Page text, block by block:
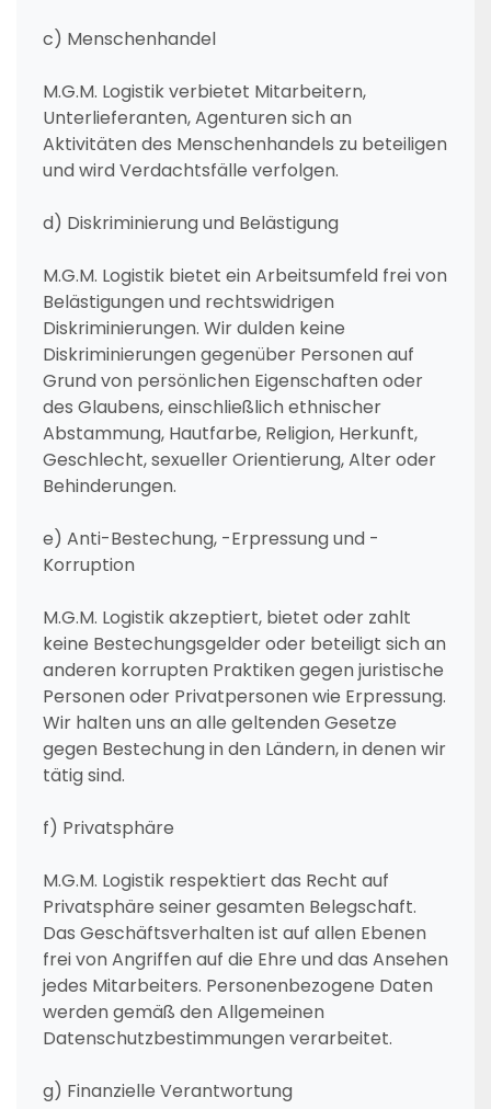
c) Menschenhandel
M.G.M. Logistik verbietet Mitarbeitern,
Unterlieferanten, Agenturen sich an
Aktivitäten des Menschenhandels zu beteiligen
und wird Verdachtsfälle verfolgen.
d) Diskriminierung und Belästigung
M.G.M. Logistik bietet ein Arbeitsumfeld frei von
Belästigungen und rechtswidrigen
Diskriminierungen. Wir dulden keine
Diskriminierungen gegenüber Personen auf
Grund von persönlichen Eigenschaften oder
des Glaubens, einschließlich ethnischer
Abstammung, Hautfarbe, Religion, Herkunft,
Geschlecht, sexueller Orientierung, Alter oder
Behinderungen.
e) Anti-Bestechung, -Erpressung und -
Korruption
M.G.M. Logistik akzeptiert, bietet oder zahlt
keine Bestechungsgelder oder beteiligt sich an
anderen korrupten Praktiken gegen juristische
Personen oder Privatpersonen wie Erpressung.
Wir halten uns an alle geltenden Gesetze
gegen Bestechung in den Ländern, in denen wir
tätig sind.
f) Privatsphäre
M.G.M. Logistik respektiert das Recht auf
Privatsphäre seiner gesamten Belegschaft.
Das Geschäftsverhalten ist auf allen Ebenen
frei von Angriffen auf die Ehre und das Ansehen
jedes Mitarbeiters. Personenbezogene Daten
werden gemäß den Allgemeinen
Datenschutzbestimmungen verarbeitet.
g) Finanzielle Verantwortung